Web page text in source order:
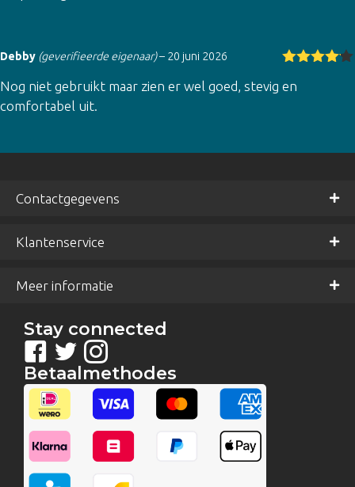
erd
Debby (geverifieerde eigenaar)– 20 juni 2026
Nog niet gebruikt maar zien er wel goed, stevig en
comfortabel uit.
Contactgegevens
Klantenservice
Meer informatie
Stay connected
Betaalmethodes